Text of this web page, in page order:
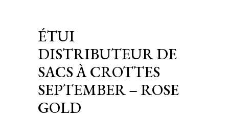
ÉTUI
DISTRIBUTEUR DE
SACS À CROTTES
SEPTEMBER – ROSE
GOLD